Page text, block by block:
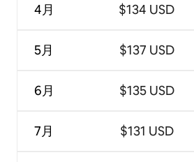
4月
5月
6月
7月
$134 USD
$137 USD
$135 USD
$131 USD